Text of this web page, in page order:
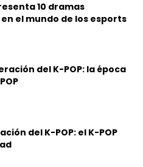
10 dramas
el mundo de los esports
del K-POP: la época
del K-POP: el K-POP